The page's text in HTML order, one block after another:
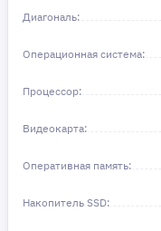
Диагональ:
Операционная система:
Процессор:
Видеокарта:
Оперативная память:
Накопитель SSD: